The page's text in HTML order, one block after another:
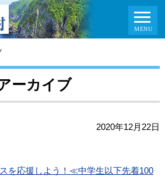
ーカイブ
2020年12月22日
を応援しよう！≪中学生以下先着100